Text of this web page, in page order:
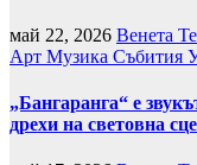
май 22, 2026 Венета
Арт Музика Събития
„Бангаранга“ е
дрехи на световна